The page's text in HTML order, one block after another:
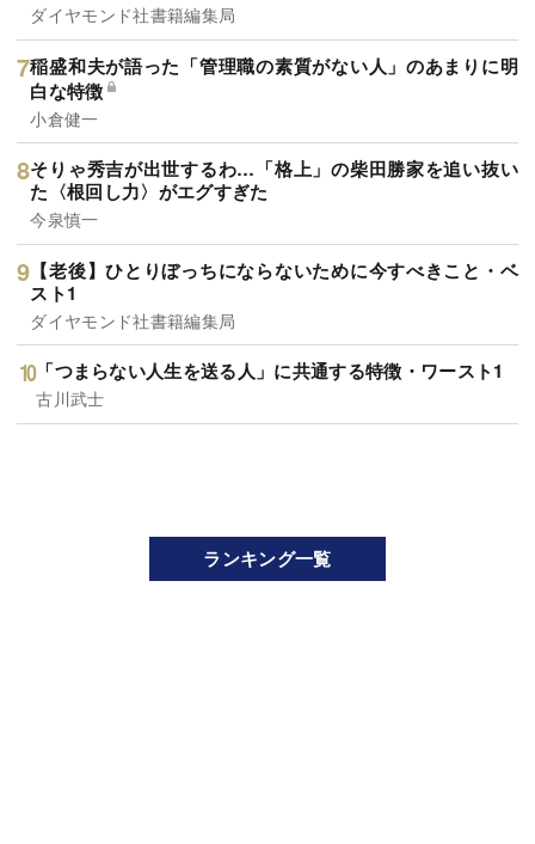
ダイヤモンド社書籍編集局
稲盛和夫が語った「管理職の素質がない人」のあまりに明
白な特徴
小倉健一
そりゃ秀吉が出世するわ…「格上」の柴田勝家を追い抜い
た〈根回し力〉がエグすぎた
今泉慎一
【老後】ひとりぼっちにならないために今すべきこと・ベ
スト1
ダイヤモンド社書籍編集局
「つまらない人生を送る人」に共通する特徴・ワースト1
古川武士
ランキング一覧